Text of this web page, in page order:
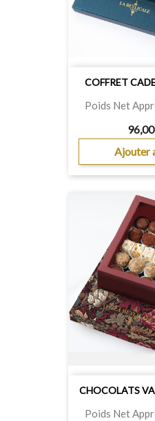
COFFRET
Poids Net
Ajouter
CHOCOLATS
Poids Net